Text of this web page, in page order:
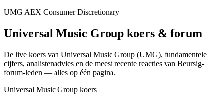
UMG AEX Consumer Discretionary
Universal Music Group koers & forum
De live koers van Universal Music Group (UMG), fundamentele
cijfers, analisten­advies en de meest recente reacties van Beursig-
forum-leden — alles op één pagina.
Universal Music Group koers